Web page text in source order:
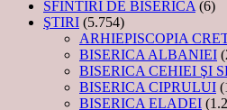
SFINTIRI DE BISERICA (6)
ŞTIRI (5.754)
ARHIEPISCOPIA
BISERICA ALBANIEI
BISERICA CEHIEI ŞI
BISERICA CIPRULUI
BISERICA ELADEI